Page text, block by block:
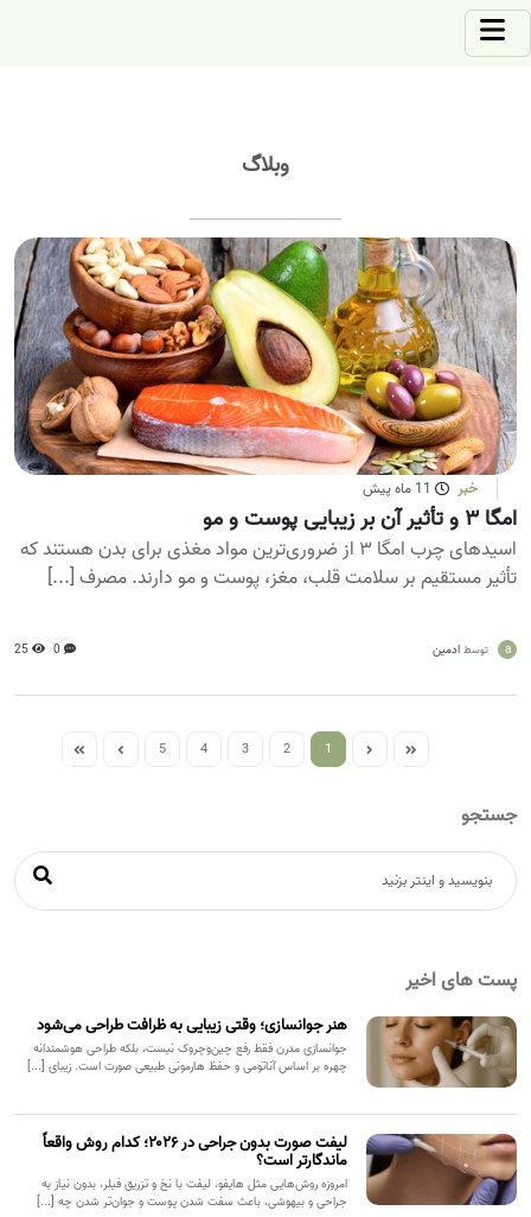
وبلاگ
خبر 11 ماه پیش
امگا ۳ و تأثیر آن بر زیبایی پوست و مو
اسیدهای چرب امگا ۳ از ضروری‌ترین مواد مغذی برای بدن هستند که
تأثیر مستقیم بر سلامت قلب، مغز، پوست و مو دارند. مصرف [...]
a توسط ادمین 0
25
1
2
3
4
5
جستجو
پست های اخیر
هنر جوانسازی؛ وقتی زیبایی به ظرافت طراحی می‌شود
جوانسازی مدرن فقط رفع چین‌وچروک نیست، بلکه طراحی هوشمندانه
چهره بر اساس آناتومی و حفظ هارمونی طبیعی صورت است. زیبای [...]
لیفت صورت بدون جراحی در ۲۰۲۶؛ کدام روش واقعاً
ماندگارتر است؟
امروزه روش‌هایی مثل هایفو، لیفت با نخ و تزریق فیلر، بدون نیاز به
جراحی و بیهوشی، باعث سفت شدن پوست و جوان‌تر شدن چه [...]